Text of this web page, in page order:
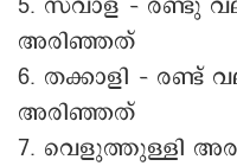
അരിഞ്ഞത്
6. തക്കാളി – രണ്ട്
അരിഞ്ഞത്
7. വെളുത്തുള്ളി